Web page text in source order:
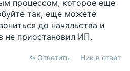
акт, на основании
отменен, приложила
появился ответ
в прекращении ИП ввиду
этого. Ничего не понимаю,
и они его не увидели или
процессом, которое еще
так, еще можете
до начальства и
не приостановил ИП.
Ответить Ник в ответ